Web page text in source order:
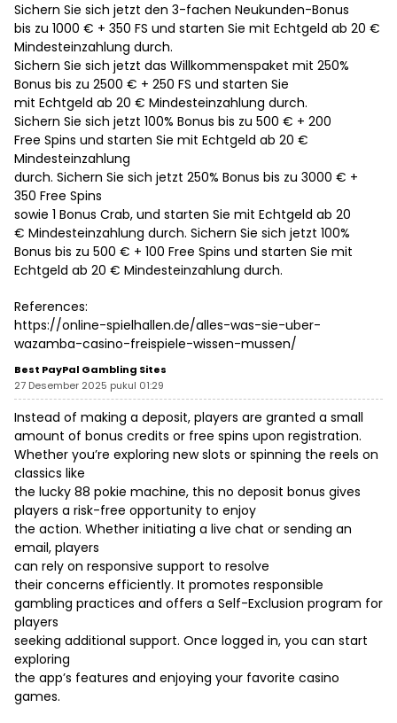
Sichern Sie sich jetzt den 3-fachen Neukunden-Bonus
bis zu 1000 € + 350 FS und starten Sie mit Echtgeld ab 20 €
Mindesteinzahlung durch.
Sichern Sie sich jetzt das Willkommenspaket mit 250%
Bonus bis zu 2500 € + 250 FS und starten Sie
mit Echtgeld ab 20 € Mindesteinzahlung durch.
Sichern Sie sich jetzt 100% Bonus bis zu 500 € + 200
Free Spins und starten Sie mit Echtgeld ab 20 €
Mindesteinzahlung
durch. Sichern Sie sich jetzt 250% Bonus bis zu 3000 € +
350 Free Spins
sowie 1 Bonus Crab, und starten Sie mit Echtgeld ab 20
€ Mindesteinzahlung durch. Sichern Sie sich jetzt 100%
Bonus bis zu 500 € + 100 Free Spins und starten Sie mit
Echtgeld ab 20 € Mindesteinzahlung durch.
References:
https://online-spielhallen.de/alles-was-sie-uber-
wazamba-casino-freispiele-wissen-mussen/
Best PayPal Gambling Sites
27 Desember 2025 pukul 01:29
Instead of making a deposit, players are granted a small
amount of bonus credits or free spins upon registration.
Whether you’re exploring new slots or spinning the reels on
classics like
the lucky 88 pokie machine, this no deposit bonus gives
players a risk-free opportunity to enjoy
the action. Whether initiating a live chat or sending an
email, players
can rely on responsive support to resolve
their concerns efficiently. It promotes responsible
gambling practices and offers a Self-Exclusion program for
players
seeking additional support. Once logged in, you can start
exploring
the app’s features and enjoying your favorite casino
games.